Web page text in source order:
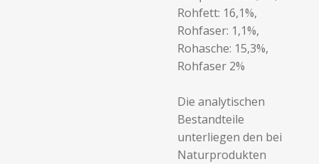
Rohfett: 16,1%,
Rohfaser: 1,1%,
Rohasche: 15,3%,
Rohfaser 2%
Die analytischen
Bestandteile
unterliegen den bei
Naturprodukten